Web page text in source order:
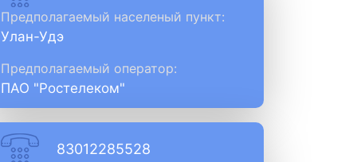
Предполагаемый населеный пункт:
Улан-Удэ
Предполагаемый оператор:
ПАО "Ростелеком"
83012285528